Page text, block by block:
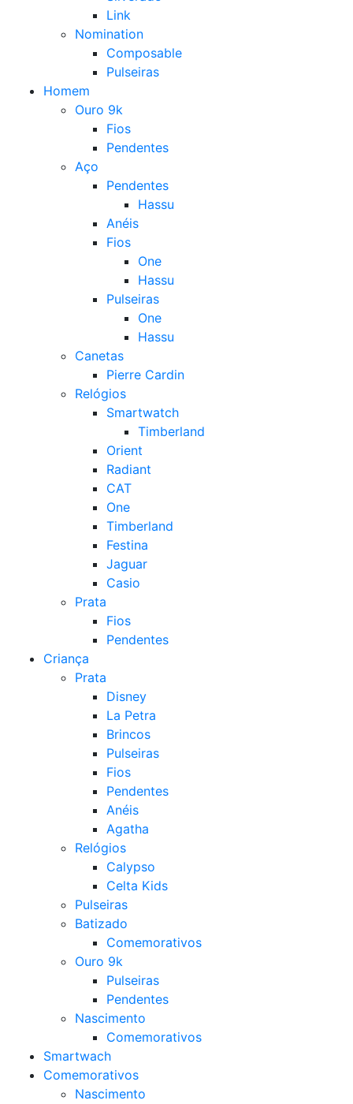
Link
Nomination
Composable
Pulseiras
Homem
Ouro 9k
Fios
Pendentes
Aço
Pendentes
Hassu
Anéis
Fios
One
Hassu
Pulseiras
One
Hassu
Canetas
Pierre Cardin
Relógios
Smartwatch
Timberland
Orient
Radiant
CAT
One
Timberland
Festina
Jaguar
Casio
Prata
Fios
Pendentes
Criança
Prata
Disney
La Petra
Brincos
Pulseiras
Fios
Pendentes
Anéis
Agatha
Relógios
Calypso
Celta Kids
Pulseiras
Batizado
Comemorativos
Ouro 9k
Pulseiras
Pendentes
Nascimento
Comemorativos
Smartwach
Comemorativos
Nascimento